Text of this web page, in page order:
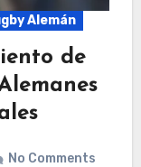
Alemán
de
No Comments